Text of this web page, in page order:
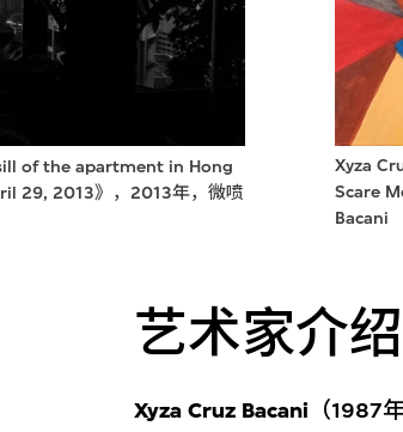
Xyza
Scare
Bacani
of the apartment in Hong
29, 2013》，2013年，微喷
艺术家介绍
Xyza Cruz Bacani （1987